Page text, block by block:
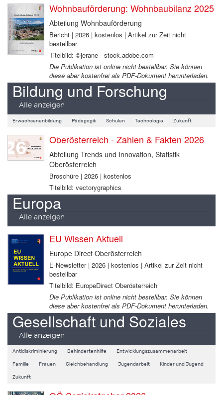
Wohnbauförderung: Wohnbaubilanz 2025
Abteilung Wohnbauförderung
Bericht | 2026 | kostenlos | Artikel zur Zeit nicht
bestellbar
Titelbild: ©jerane - stock.adobe.com
Die Publikation ist online nicht bestellbar. Sie können
diese aber kostenfrei als PDF-Dokument herunterladen.
Bildung und Forschung
Alle anzeigen
Erwachsenenbildung Pädagogik Schulen Technologie Zukunft
Oberösterreich - Zahlen & Fakten 2026
Abteilung Trends und Innovation, Statistik
Oberösterreich
Broschüre | 2026 | kostenlos
Titelbild: vectorygraphics
Europa
Alle anzeigen
EU Wissen Aktuell
Europe Direct Oberösterreich
E-Newsletter | 2026 | kostenlos | Artikel zur Zeit nicht
bestellbar
Titelbild: EuropeDirect Oberösterreich
Die Publikation ist online nicht bestellbar. Sie können
diese aber kostenfrei als PDF-Dokument herunterladen.
Gesellschaft und Soziales
Alle anzeigen
Antidiskriminierung Behindertenhilfe Entwicklungszusammenarbeit
Familie Frauen Gleichbehandlung Jugendarbeit Kinder und Jugend
Zukunft